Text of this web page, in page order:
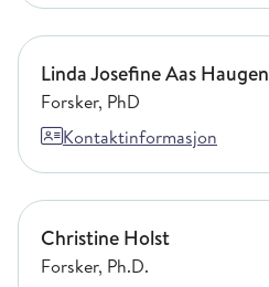
Linda Josefine Aas Haugen
Linda Josefine Aas Haugen
Forsker, PhD
Kontaktinformasjon
Christine Holst
Christine Holst
Forsker, Ph.D.